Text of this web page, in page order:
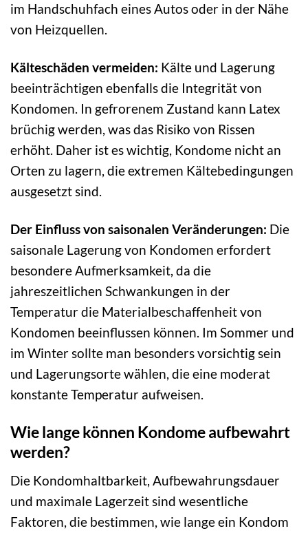
im Handschuhfach eines Autos oder in der Nähe
von Heizquellen.
Kälteschäden vermeiden: Kälte und Lagerung
beeinträchtigen ebenfalls die Integrität von
Kondomen. In gefrorenem Zustand kann Latex
brüchig werden, was das Risiko von Rissen
erhöht. Daher ist es wichtig, Kondome nicht an
Orten zu lagern, die extremen Kältebedingungen
ausgesetzt sind.
Der Einfluss von saisonalen Veränderungen: Die
saisonale Lagerung von Kondomen erfordert
besondere Aufmerksamkeit, da die
jahreszeitlichen Schwankungen in der
Temperatur die Materialbeschaffenheit von
Kondomen beeinflussen können. Im Sommer und
im Winter sollte man besonders vorsichtig sein
und Lagerungsorte wählen, die eine moderat
konstante Temperatur aufweisen.
Wie lange können Kondome aufbewahrt
werden?
Die Kondomhaltbarkeit, Aufbewahrungsdauer
und maximale Lagerzeit sind wesentliche
Faktoren, die bestimmen, wie lange ein Kondom